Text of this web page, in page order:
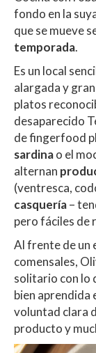
fondo en la
que se mueve
temporada.
Es un local
alargada y
platos
desaparecido
de fingerfood
sardinao el
alternan
(ventresca,
casquería–
pero fáciles de
Al frente de un
comensales,
solitario con lo
bien aprendida
voluntad clara
producto y